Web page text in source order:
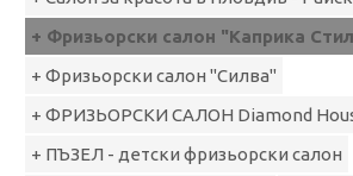
+ Фризьорски салон "Каприка
+ Фризьорски салон "Силва"
+ ФРИЗЬОРСКИ САЛОН Diamond
+ ПЪЗЕЛ - детски фризьорски салон